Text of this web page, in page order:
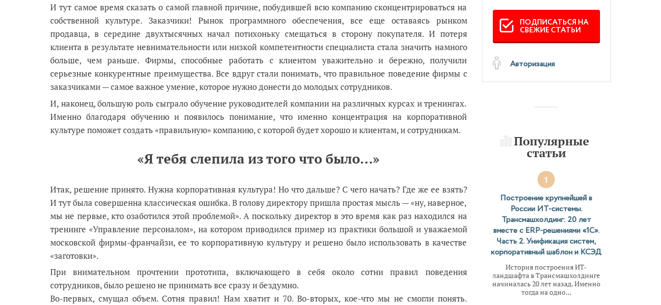
И тут самое время сказать о самой главной причине, побудившей всю компанию сконцентрироваться на
собственной культуре. Заказчики! Рынок программного обеспечения, все еще оставаясь рынком
продавца, в середине двухтысячных начал потихоньку смещаться в сторону покупателя. И потеря
клиента в результате невнимательности или низкой компетентности специалиста стала значить намного
больше, чем раньше. Фирмы, способные работать с клиентом уважительно и бережно, получили
серьезные конкурентные преимущества. Все вдруг стали понимать, что правильное поведение фирмы с
заказчиками — самое важное умение, которое нужно донести до молодых сотрудников.
И, наконец, большую роль сыграло обучение руководителей компании на различных курсах и тренингах.
Именно благодаря обучению и появилось понимание, что именно концентрация на корпоративной
культуре поможет создать «правильную» компанию, с которой будет хорошо и клиентам, и сотрудникам.
«Я тебя слепила из того что было...»
Итак, решение принято. Нужна корпоративная культура! Но что дальше? С чего начать? Где же ее взять?
И тут была совершенна классическая ошибка. В голову директору пришла простая мысль — «ну, наверное,
мы не первые, кто озаботился этой проблемой». А поскольку директор в это время как раз находился на
тренинге «Управление персоналом», на котором приводился пример из практики большой и уважаемой
московской фирмы-франчайзи, ее то корпоративную культуру и решено было использовать в качестве
«заготовки».
При внимательном прочтении прототипа, включающего в себя около сотни правил поведения
сотрудников, было решено не принимать все сразу и бездумно.
Во-первых, смущал объем. Сотня правил! Нам хватит и 70. Во-вторых, кое-что мы не смогли понять.
ПОДПИСАТЬСЯ НА
СВЕЖИЕ СТАТЬИ
Авторизация
Популярные
статьи
1
Построение крупнейшей в
России ИТ-системы.
Трансмашхолдинг: 20 лет
вместе с ERP-решениями «1С».
Часть 2. Унификация систем,
корпоративный шаблон и КСЭД
История построения ИТ-
ландшафта в Трансмашхолдинге
начиналась 20 лет назад. Именно
тогда на одно...